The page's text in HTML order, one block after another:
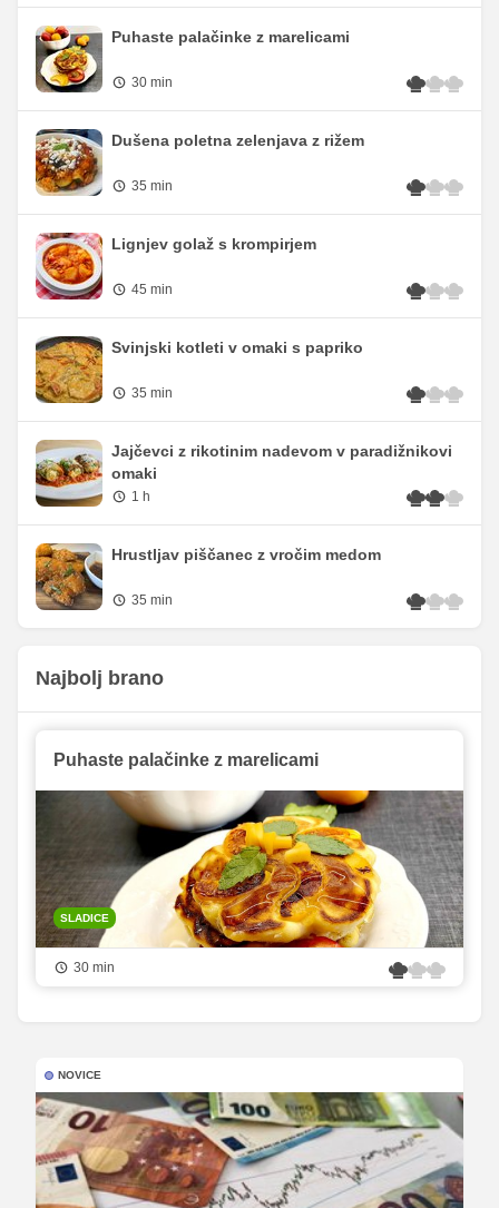
Puhaste palačinke z marelicami
30 min
Dušena poletna zelenjava z rižem
35 min
Lignjev golaž s krompirjem
45 min
Svinjski kotleti v omaki s papriko
35 min
Jajčevci z rikotinim nadevom v paradižnikovi
omaki
1 h
Hrustljav piščanec z vročim medom
35 min
Najbolj brano
Puhaste palačinke z marelicami
SLADICE
30 min
NOVICE